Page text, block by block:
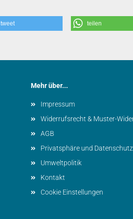
tweet teilen
Mehr über...
Impressum
Widerrufsrecht & Muster-
AGB
Privatsphäre und Datenschutz
Umweltpolitik
Kontakt
Cookie Einstellungen